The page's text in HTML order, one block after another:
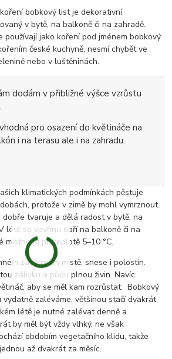
bobkový list je dekorativní
v bytě, na balkoně či na zahradě.
používají jako koření pod jménem bobkový
české kuchyně, nesmí chybět ve
nebo v luštěninách.
dodám v přibližné výšce vzrůstu
pro osazení do květináče na
i na terasu ale i na zahradu.
klimatických podmínkách pěstuje
protože v zimě by mohl vymrznout.
tvaruje a dělá radost v bytě, na
létě se vavřínu daří na balkoně či na
místnosti při teplotě 5–10 °C.
závětrném místě, snese i polostín.
zálivku a půdu plnou živin. Navíc
aby se měl kam rozrůstat. Bobkový
zaléváme, většinou stačí dvakrát
létě je nutné zalévat denně a
by měl být vždy vlhký, ne však
obdobím vegetačního klidu, takže
až dvakrát za měsíc.